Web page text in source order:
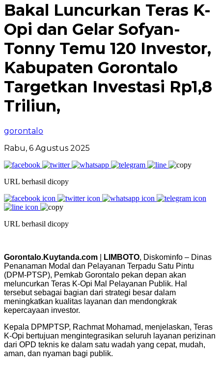
Bakal Luncurkan Teras K-
Opi dan Gelar Sofyan-
Tonny Temu 120 Investor,
Kabupaten Gorontalo
Targetkan Investasi Rp1,8
Triliun,
gorontalo
Rabu, 6 Agustus 2025
URL berhasil dicopy
URL berhasil dicopy
Gorontalo.Kuytanda.com LIMBOTO, Diskominfo – Dinas
Penanaman Modal dan Pelayanan Terpadu Satu Pintu
(DPM-PTSP), Pemkab Gorontalo pekan depan akan
meluncurkan Teras K-Opi Mal Pelayanan Publik. Hal
tersebut sebagai bagian dari strategi besar dalam
meningkatkan kualitas layanan dan mendongkrak
kepercayaan investor.
Kepala DPMPTSP, Rachmat Mohamad, menjelaskan, Teras
K-Opi bertujuan mengintegrasikan seluruh layanan perizinan
dari OPD teknis ke dalam satu wadah yang cepat, mudah,
aman, dan nyaman bagi publik.